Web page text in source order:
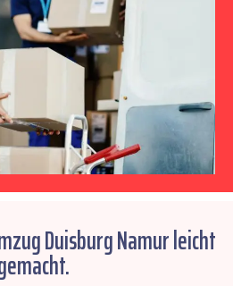
Duisburg Namur leicht